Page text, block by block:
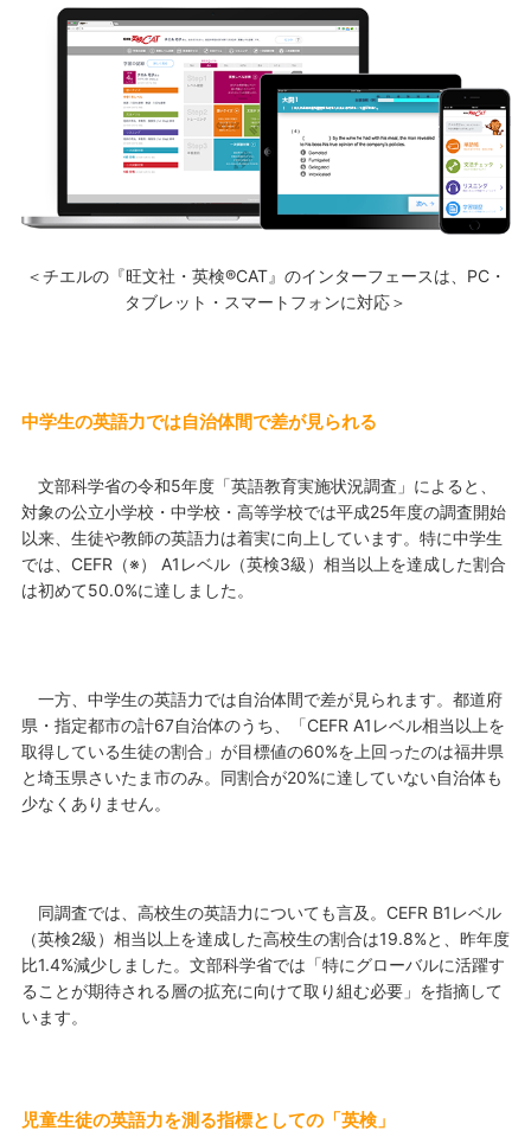
＜チエルの『旺文社・英検®CAT』のインターフェースは、PC・
タブレット・スマートフォンに対応＞
中学生の英語力では自治体間で差が見られる
文部科学省の令和5年度「英語教育実施状況調査」によると、
対象の公立小学校・中学校・高等学校では平成25年度の調査開始
以来、生徒や教師の英語力は着実に向上しています。特に中学生
では、CEFR（※） A1レベル（英検3級）相当以上を達成した割合
は初めて50.0%に達しました。
一方、中学生の英語力では自治体間で差が見られます。都道府
県・指定都市の計67自治体のうち、「CEFR A1レベル相当以上を
取得している生徒の割合」が目標値の60%を上回ったのは福井県
と埼玉県さいたま市のみ。同割合が20%に達していない自治体も
少なくありません。
同調査では、高校生の英語力についても言及。CEFR B1レベル
（英検2級）相当以上を達成した高校生の割合は19.8%と、昨年度
比1.4%減少しました。文部科学省では「特にグローバルに活躍す
ることが期待される層の拡充に向けて取り組む必要」を指摘して
います。
児童生徒の英語力を測る指標としての「英検」